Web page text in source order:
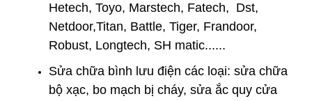
Hetech, Toyo, Marstech, Fatech, Dst,
Netdoor,Titan, Battle, Tiger, Frandoor,
Robust, Longtech, SH matic......
Sửa chữa bình lưu điện các loại: sửa chữa
bộ xạc, bo mạch bị cháy, sửa ắc quy cửa